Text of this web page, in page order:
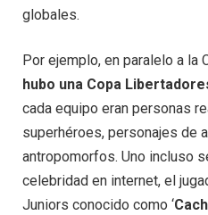
globales.
Por ejemplo, en paralelo a la
hubo una Copa
cada equipo eran personas
superhéroes, personajes de
antropomorfos. Uno incluso
celebridad en internet, el
Juniors conocido como ‘